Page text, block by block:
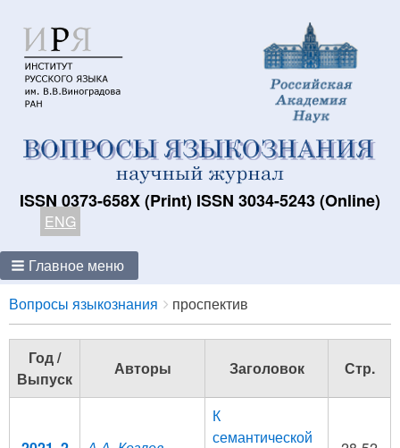
ISSN 0373-658X (Print) ISSN 3034-5243 (Online)
ENG
Главное меню
Breadcrumbs
You
are
here:
Вопросы языкознания проспектив
Год /
Выпуск
Авторы Заголовок Стр.
К
семантической